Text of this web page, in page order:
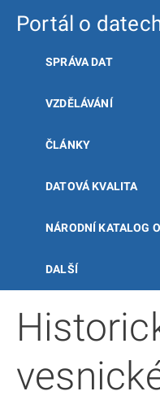
Portál o
SPRÁVA DAT
VZDĚLÁVÁNÍ
ČLÁNKY
DATOVÁ KVALITA
NÁRODNÍ KATALOG
DALŠÍ